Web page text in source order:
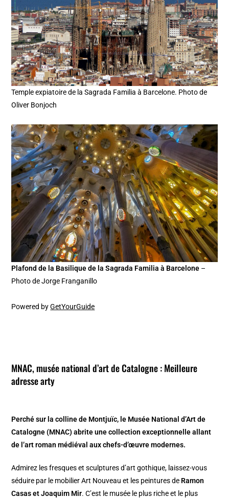
Temple expiatoire de la Sagrada Familia à Barcelone. Photo de
Oliver Bonjoch
Plafond de la Basilique de la Sagrada Familia à Barcelone –
Photo de Jorge Franganillo
Powered byGetYourGuide
MNAC, musée national d’art de Catalogne : Meilleure
adresse arty
Perché sur la colline de Montjuïc, le Musée National d’Art de
Catalogne (MNAC) abrite une collection exceptionnelle allant
de l’art roman médiéval aux chefs-d’œuvre modernes.
Admirez les fresques et sculptures d’art gothique, laissez-vous
séduire par le mobilier Art Nouveau et les peintures de Ramon
Casas et Joaquim Mir. C’est le musée le plus riche et le plus